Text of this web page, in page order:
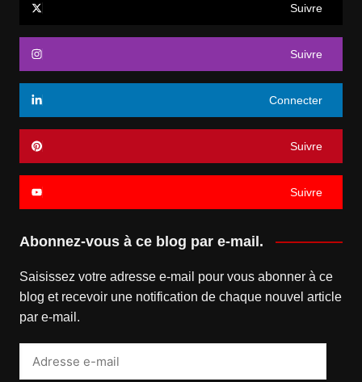
Suivre
Suivre
Connecter
Suivre
Suivre
Abonnez-vous à ce blog par e-mail.
Saisissez votre adresse e-mail pour vous abonner à ce
blog et recevoir une notification de chaque nouvel article
par e-mail.